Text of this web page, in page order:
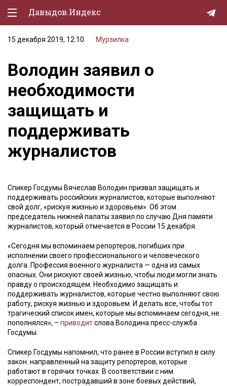
Давыдов.Индекс
Политическая жизнь
Экономика
Природа
Образование
Спорт
Культура
Мурзилка
15 декабря 2019, 12:10 Мурзилка
Володин заявил о
необходимости
защищать и
поддерживать
журналистов
Спикер Госдумы Вячеслав Володин призвал защищать и
поддерживать российских журналистов, которые выполняют
свой долг, «рискуя жизнью и здоровьем». Об этом
председатель нижней палаты заявил по случаю Дня памяти
журналистов, который отмечается в России 15 декабря.
«Сегодня мы вспоминаем репортеров, погибших при
исполнении своего профессионального и человеческого
долга. Профессия военного журналиста — одна из самых
опасных. Они рискуют своей жизнью, чтобы люди могли знать
правду о происходящем. Необходимо защищать и
поддерживать журналистов, которые честно выполняют свою
работу, рискуя жизнью и здоровьем. И делать все, чтобы тот
трагический список имен, которые мы вспоминаем сегодня, не
пополнялся», – приводитслова Володина пресс-служба
Госдумы.
Спикер Госдумы напомнил, что ранее в России вступил в силу
закон. направленный на защиту репортеров, которые
работают в горячих точках. В соответствии с ним
корреспондент, пострадавший в зоне боевых действий,